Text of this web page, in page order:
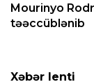
Mourinyo
təəccüblənib
Xəbər lenti